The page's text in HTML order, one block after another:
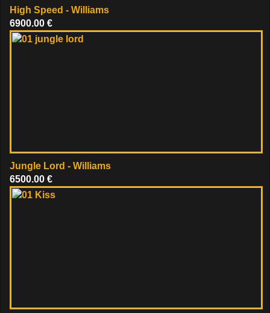
High Speed - Williams
6900.00 €
Jungle Lord - Williams
6500.00 €